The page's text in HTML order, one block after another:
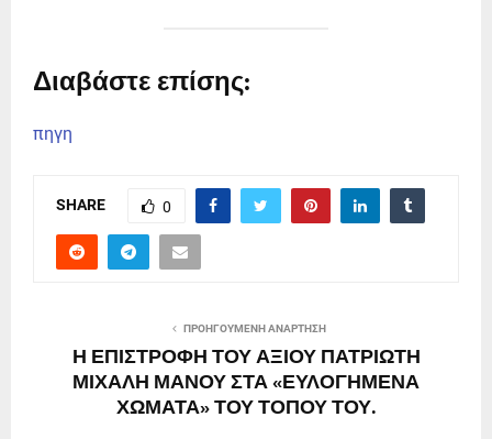
Διαβάστε επίσης:
πηγη
SHARE 0
ΠΡΟΗΓΟΎΜΕΝΗ ΑΝΆΡΤΗΣΗ
Η ΕΠΙΣΤΡΟΦΗ ΤΟΥ ΑΞΙΟΥ ΠΑΤΡΙΩΤΗ
ΜΙΧΑΛΗ ΜΑΝΟΥ ΣΤΑ «ΕΥΛΟΓΗΜΕΝΑ
ΧΩΜΑΤΑ» ΤΟΥ ΤΟΠΟΥ ΤΟΥ.